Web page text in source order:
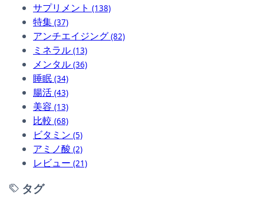
サプリメント (138)
特集 (37)
アンチエイジング (82)
ミネラル (13)
メンタル (36)
睡眠 (34)
腸活 (43)
美容 (13)
比較 (68)
ビタミン (5)
アミノ酸 (2)
レビュー (21)
タグ